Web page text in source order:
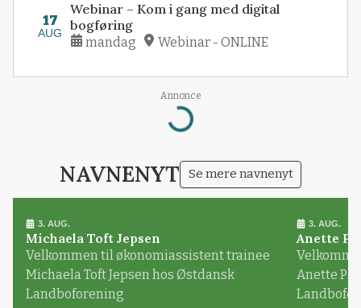
17
AUG
Webinar – Kom i gang med digital
bogføring
mandag Webinar - ONLINE
Annonce
Loading...
NAVNENYT Se mere navnenyt
3. AUG.
Michaela Toft Jepsen
Velkommen til økonomiassistent trainee
Michaela Toft Jepsen hos Østdansk
Landboforening
3. AUG.
Anette
Anette